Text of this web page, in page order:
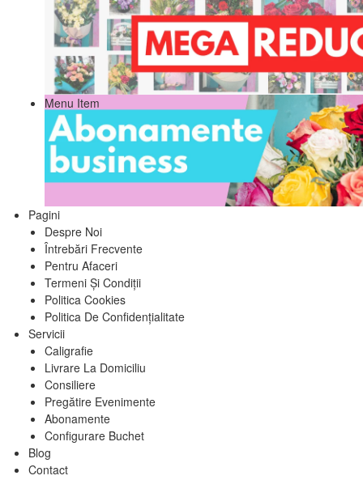
Menu Item
Pagini
Despre Noi
Întrebări Frecvente
Pentru Afaceri
Termeni Și Condiții
Politica Cookies
Politica De Confidențialitate
Servicii
Caligrafie
Livrare La Domiciliu
Consiliere
Pregătire Evenimente
Abonamente
Configurare Buchet
Blog
Contact